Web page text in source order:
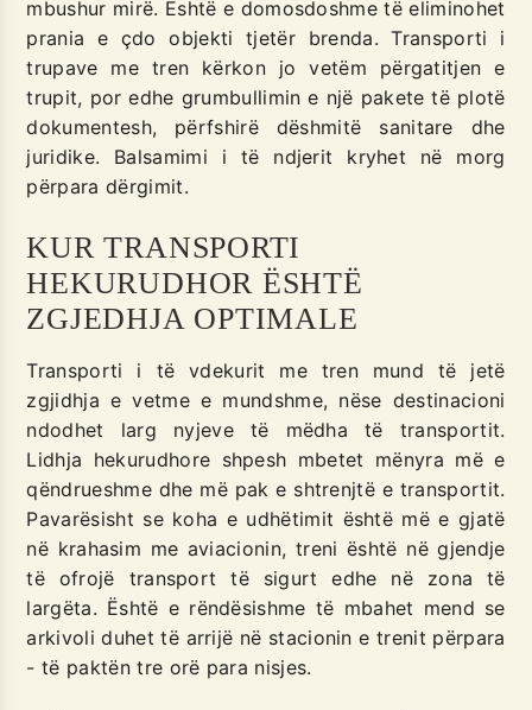
mbushur mirë. Është e domosdoshme të eliminohet
prania e çdo objekti tjetër brenda. Transporti i
trupave me tren kërkon jo vetëm përgatitjen e
trupit, por edhe grumbullimin e një pakete të plotë
dokumentesh, përfshirë dëshmitë sanitare dhe
juridike. Balsamimi i të ndjerit kryhet në morg
përpara dërgimit.
KUR TRANSPORTI
HEKURUDHOR ËSHTË
ZGJEDHJA OPTIMALE
Transporti i të vdekurit me tren mund të jetë
zgjidhja e vetme e mundshme, nëse destinacioni
ndodhet larg nyjeve të mëdha të transportit.
Lidhja hekurudhore shpesh mbetet mënyra më e
qëndrueshme dhe më pak e shtrenjtë e transportit.
Pavarësisht se koha e udhëtimit është më e gjatë
në krahasim me aviacionin, treni është në gjendje
të ofrojë transport të sigurt edhe në zona të
largëta. Është e rëndësishme të mbahet mend se
arkivoli duhet të arrijë në stacionin e trenit përpara
- të paktën tre orë para nisjes.